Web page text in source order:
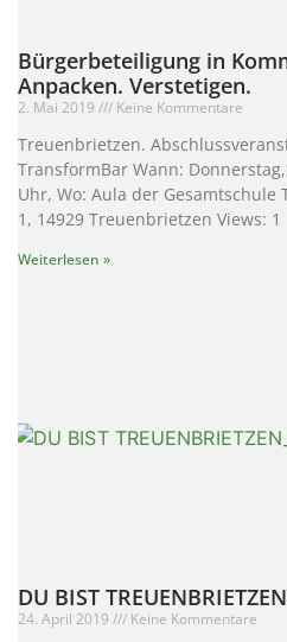
Bürgerbeteiligung in
Anpacken. Verstetigen.
2. Mai 2019 Keine Kommentare
Treuenbrietzen.
TransformBar Wann:
Uhr, Wo: Aula der
1, 14929 Treuenbrietzen Views: 1
Weiterlesen »
DU BIST
24. April 2019 Keine Kommentare